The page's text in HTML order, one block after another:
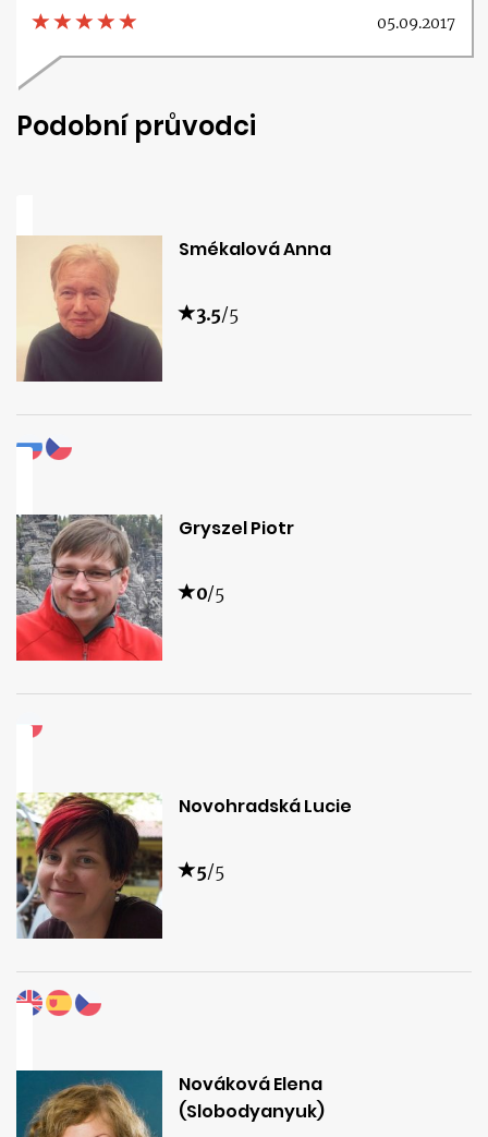
05.09.2017
Podobní průvodci
Smékalová Anna
3.5/5
Gryszel Piotr
0/5
Novohradská Lucie
5/5
Nováková Elena
(Slobodyanyuk)